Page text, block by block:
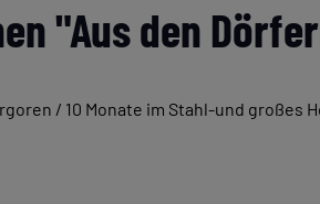
"Aus den
/ 10 Monate im Stahl-und großes